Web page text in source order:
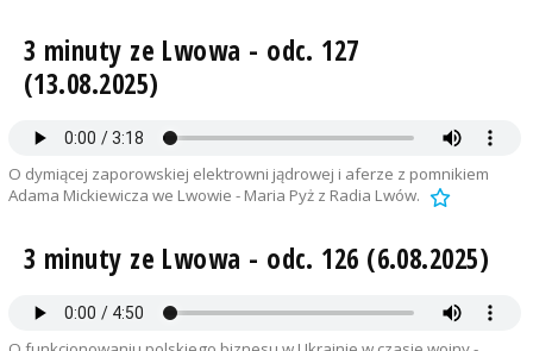
3 minuty ze Lwowa - odc. 127
(13.08.2025)
O dymiącej zaporowskiej elektrowni jądrowej i aferze z pomnikiem
Adama Mickiewicza we Lwowie - Maria Pyż z Radia Lwów.
3 minuty ze Lwowa - odc. 126 (6.08.2025)